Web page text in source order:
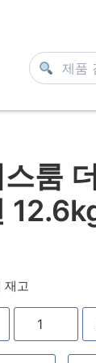
룸
재고